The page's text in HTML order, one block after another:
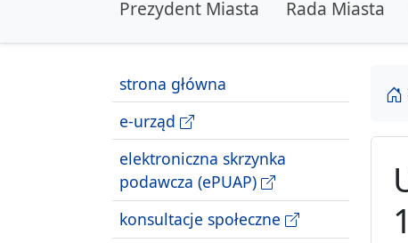
Prezydent Miasta Rada Miasta
strona główna
e-urząd
elektroniczna skrzynka
podawcza (ePUAP)
konsultacje społeczne